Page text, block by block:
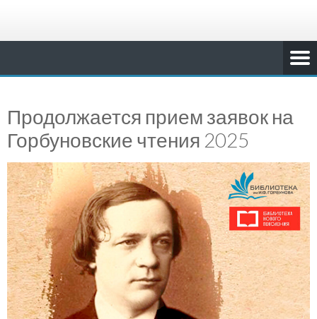
Продолжается прием заявок на
Горбуновские чтения 2025